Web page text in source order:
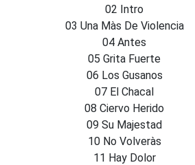
02 Intro
03 Una Màs De Violencia
04 Antes
05 Grita Fuerte
06 Los Gusanos
07 El Chacal
08 Ciervo Herido
09 Su Majestad
10 No Volveràs
11 Hay Dolor